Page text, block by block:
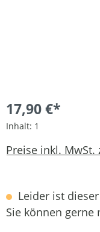
17,90 €*
Inhalt: 1
Preise inkl. MwSt.
Leider ist
Sie können